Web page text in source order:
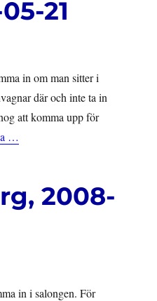
21
in om man sitter i
där och inte ta in
att komma upp för
…
2008-
in i salongen. För